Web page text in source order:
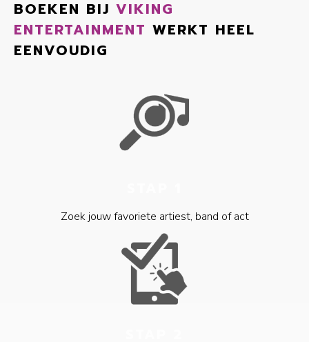
BOEKEN BIJ VIKING
ENTERTAINMENT WERKT HEEL
EENVOUDIG
Zoek jouw favoriete artiest, band of act